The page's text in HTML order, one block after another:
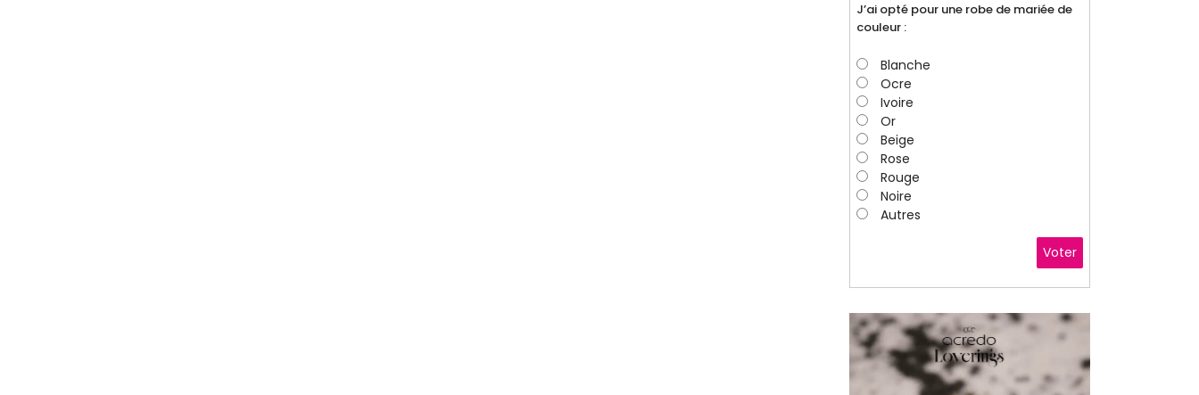
J’ai opté pour une robe de mariée de
couleur :
Blanche
Ocre
Ivoire
Or
Beige
Rose
Rouge
Noire
Autres
Voter